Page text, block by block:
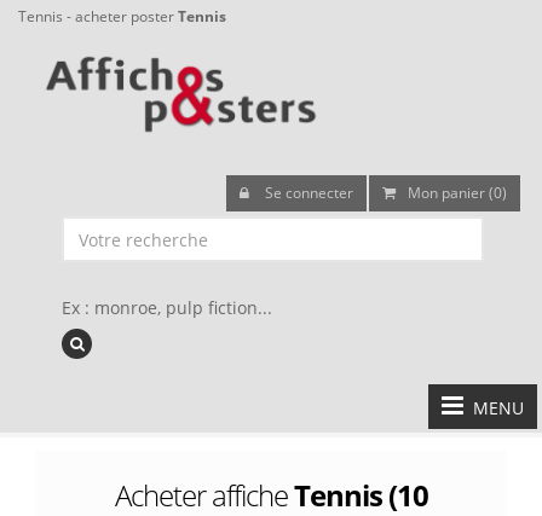
Tennis - acheter posterTennis
Se connecter Mon panier (0)
Ex : monroe, pulp fiction...
MENU
Acheter afficheTennis (10